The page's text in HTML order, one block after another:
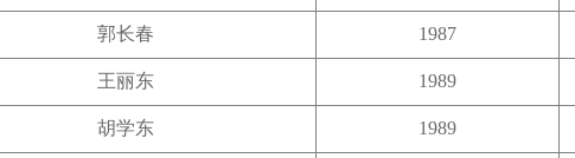
郭长春 1987
王丽东 1989
胡学东 1989